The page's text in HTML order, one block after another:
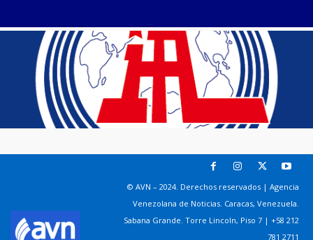
© AVN – 2024. Derechos reservados | Agencia
Venezolana de Noticias. Caracas, Venezuela.
Sabana Grande. Torre Lincoln, Piso 7 | +58 212
781 2711